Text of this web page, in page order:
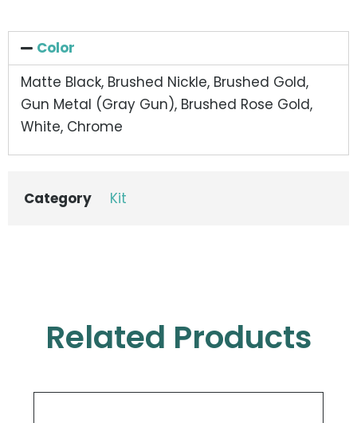
Color
Matte Black, Brushed Nickle, Brushed Gold,
Gun Metal (Gray Gun), Brushed Rose Gold,
White, Chrome
Category Kit
Related Products